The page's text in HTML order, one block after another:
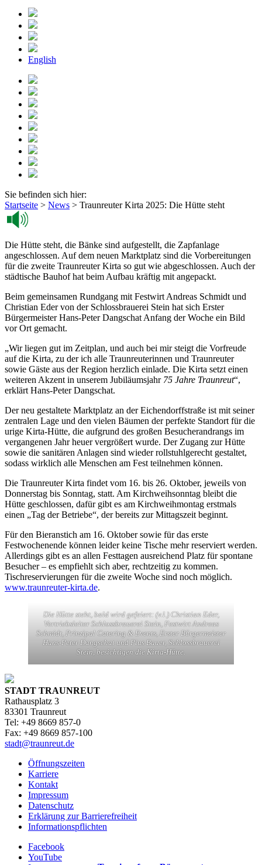
English
Sie befinden sich hier:
Startseite > News > Traunreuter Kirta 2025: Die Hütte steht
Die Hütte steht, die Bänke sind aufgestellt, die Zapfanlage
angeschlossen. Auf dem neuen Marktplatz sind die Vorbereitungen
für die zweite Traunreuter Kirta so gut wie abgeschlossen. Auch der
städtische Bauhof hat beim Aufbau kräftig mit angepackt.
Beim gemeinsamen Rundgang mit Festwirt Andreas Schmidt und
Christian Eder von der Schlossbrauerei Stein hat sich Erster
Bürgermeister Hans-Peter Dangschat Anfang der Woche ein Bild
vor Ort gemacht.
„Wir liegen gut im Zeitplan, und auch bei mir steigt die Vorfreude
auf die Kirta, zu der ich alle Traunreuterinnen und Traunreuter
sowie Gäste aus der Region herzlich einlade. Die Kirta setzt einen
weiteren Akzent in unserem Jubiläumsjahr 75 Jahre Traunreut“,
erklärt Hans-Peter Dangschat.
Der neu gestaltete Marktplatz an der Eichendorffstraße ist mit seiner
zentralen Lage und den vielen Bäumen der perfekte Standort für die
urige Kirta-Hütte, die aufgrund des großen Besucherandrangs im
vergangenen Jahr heuer vergrößert wurde. Der Zugang zur Hütte
sowie die sanitären Anlagen sind wieder rollstuhlgerecht gestaltet,
sodass wirklich alle Menschen am Fest teilnehmen können.
Die Traunreuter Kirta findet vom 16. bis 26. Oktober, jeweils von
Donnerstag bis Sonntag, statt. Am Kirchweihsonntag bleibt die
Hütte geschlossen, dafür gibt es am Kirchweihmontag erstmals
einen „Tag der Betriebe“, der bereits zur Mittagszeit beginnt.
Für den Bieranstich am 16. Oktober sowie für das erste
Festwochenende können leider keine Tische mehr reserviert werden.
Allerdings gibt es an allen Festtagen ausreichend Platz für spontane
Besucher – es empfiehlt sich aber, rechtzeitig zu kommen.
Tischreservierungen für die zweite Woche sind noch möglich.
www.traunreuter-kirta.de.
Die Hütte steht, bald wird gefeiert: (v.l.) Christian Eder,
Vertriebsleiter Schlossbrauerei Stein, Festwirt Andreas
Schmidt, Prinzipal Catering & Events, Erster Bürgermeister
Hans-Peter Dangschat und Pius Bauer, Schlossbrauerei
Stein, besichtigen die Kirta-Hütte.
STADT TRAUNREUT
Rathausplatz 3
83301 Traunreut
Tel: +49 8669 857-0
Fax: +49 8669 857-100
stadt@traunreut.de
Öffnungszeiten
Karriere
Kontakt
Impressum
Datenschutz
Erklärung zur Barrierefreiheit
Informationspflichten
Facebook
YouTube